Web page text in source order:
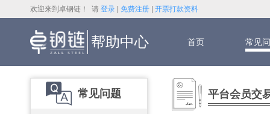
欢迎来到卓钢链！ 请 登录 免费注册 开票打款资料
帮助中心 首页 常见
常见问题 平台会员交